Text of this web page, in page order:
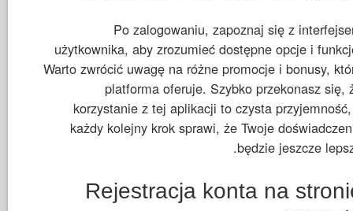
Po zalogowaniu, zapoznaj się z
użytkownika, aby zrozumieć dostępne opcje i
Warto zwrócić uwagę na różne promocje i bonusy,
platforma oferuje. Szybko przekonasz się,
korzystanie z tej aplikacji to czysta
każdy kolejny krok sprawi, że Twoje
będzie jeszcze
Rejestracja konta na